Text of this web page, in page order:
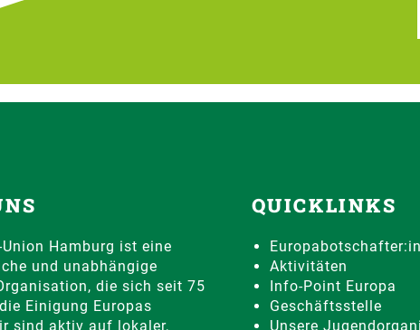
Union Hamburg ist eine
und unabhängige
die sich seit 75
Einigung Europas
sind aktiv auf lokaler,
QUICKLINKS
Aktivitäten
Info-Point Europa
Geschäftsstelle
Unsere